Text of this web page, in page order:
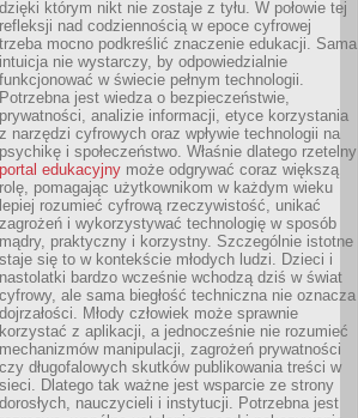
dzięki którym nikt nie zostaje z tyłu. W połowie tej
refleksji nad codziennością w epoce cyfrowej
trzeba mocno podkreślić znaczenie edukacji. Sama
intuicja nie wystarczy, by odpowiedzialnie
funkcjonować w świecie pełnym technologii.
Potrzebna jest wiedza o bezpieczeństwie,
prywatności, analizie informacji, etyce korzystania
z narzędzi cyfrowych oraz wpływie technologii na
psychikę i społeczeństwo. Właśnie dlatego rzetelny
portal edukacyjny może odgrywać coraz większą
rolę, pomagając użytkownikom w każdym wieku
lepiej rozumieć cyfrową rzeczywistość, unikać
zagrożeń i wykorzystywać technologię w sposób
mądry, praktyczny i korzystny. Szczególnie istotne
staje się to w kontekście młodych ludzi. Dzieci i
nastolatki bardzo wcześnie wchodzą dziś w świat
cyfrowy, ale sama biegłość techniczna nie oznacza
dojrzałości. Młody człowiek może sprawnie
korzystać z aplikacji, a jednocześnie nie rozumieć
mechanizmów manipulacji, zagrożeń prywatności
czy długofalowych skutków publikowania treści w
sieci. Dlatego tak ważne jest wsparcie ze strony
dorosłych, nauczycieli i instytucji. Potrzebna jest